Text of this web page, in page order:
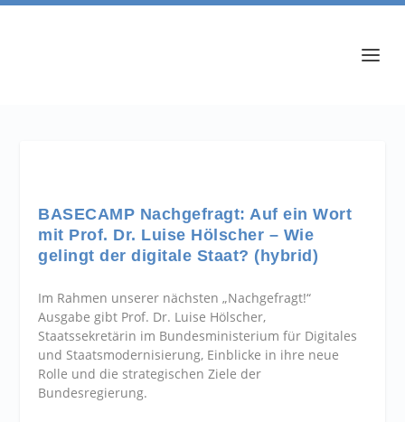
BASECAMP Nachgefragt: Auf ein Wort
mit Prof. Dr. Luise Hölscher – Wie
gelingt der digitale Staat? (hybrid)
Im Rahmen unserer nächsten „Nachgefragt!“
Ausgabe gibt Prof. Dr. Luise Hölscher,
Staatssekretärin im Bundesministerium für Digitales
und Staatsmodernisierung, Einblicke in ihre neue
Rolle und die strategischen Ziele der
Bundesregierung.